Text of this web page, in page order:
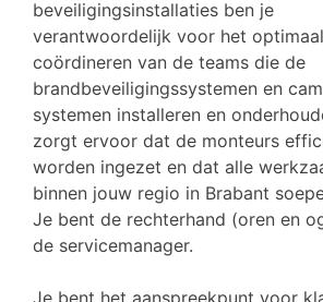
beveiligingsinstallaties ben je
verantwoordelijk voor het optimaal
coördineren van de teams die de
brandbeveiligingssystemen en
systemen installeren en
zorgt ervoor dat de monteurs
worden ingezet en dat alle
binnen jouw regio in Brabant
Je bent de rechterhand (oren en
de servicemanager.
Je bent het aanspreekpunt voor